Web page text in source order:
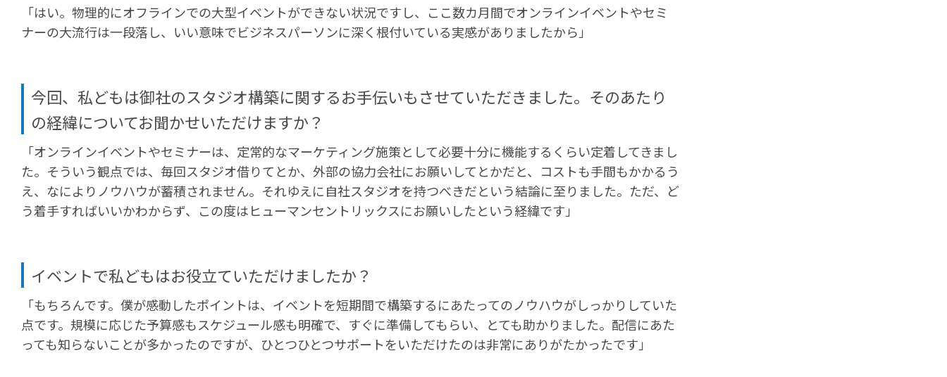
「はい。物理的にオフラインでの大型イベントができない状況ですし、ここ数カ月間でオンラインイベントやセミ
ナーの大流行は一段落し、いい意味でビジネスパーソンに深く根付いている実感がありましたから」
今回、私どもは御社のスタジオ構築に関するお手伝いもさせていただきました。そのあたり
の経緯についてお聞かせいただけますか？
「オンラインイベントやセミナーは、定常的なマーケティング施策として必要十分に機能するくらい定着してきまし
た。そういう観点では、毎回スタジオ借りてとか、外部の協力会社にお願いしてとかだと、コストも手間もかかるう
え、なによりノウハウが蓄積されません。それゆえに自社スタジオを持つべきだという結論に至りました。ただ、ど
う着手すればいいかわからず、この度はヒューマンセントリックスにお願いしたという経緯です」
イベントで私どもはお役立ていただけましたか？
「もちろんです。僕が感動したポイントは、イベントを短期間で構築するにあたってのノウハウがしっかりしていた
点です。規模に応じた予算感もスケジュール感も明確で、すぐに準備してもらい、とても助かりました。配信にあた
っても知らないことが多かったのですが、ひとつひとつサポートをいただけたのは非常にありがたかったです」